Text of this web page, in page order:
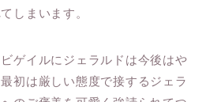
しまいます。
ゲイルにジェラルドは今後はや
初は厳しい態度で接するジェラ